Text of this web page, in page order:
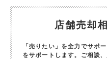
店舗売却
「売りたい」を全力でサポー
をサポートします。 ご相談